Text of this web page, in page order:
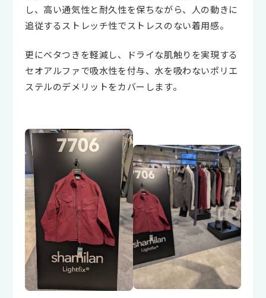
し、高い通気性と耐久性を保ちながら、人の動きに
追従するストレッチ性でストレスのない着用感。
更にベタつきを軽減し、ドライな肌触りを実現する
セオアルファで吸水性を付与、水を吸わないポリエ
ステルのデメリットをカバーします。